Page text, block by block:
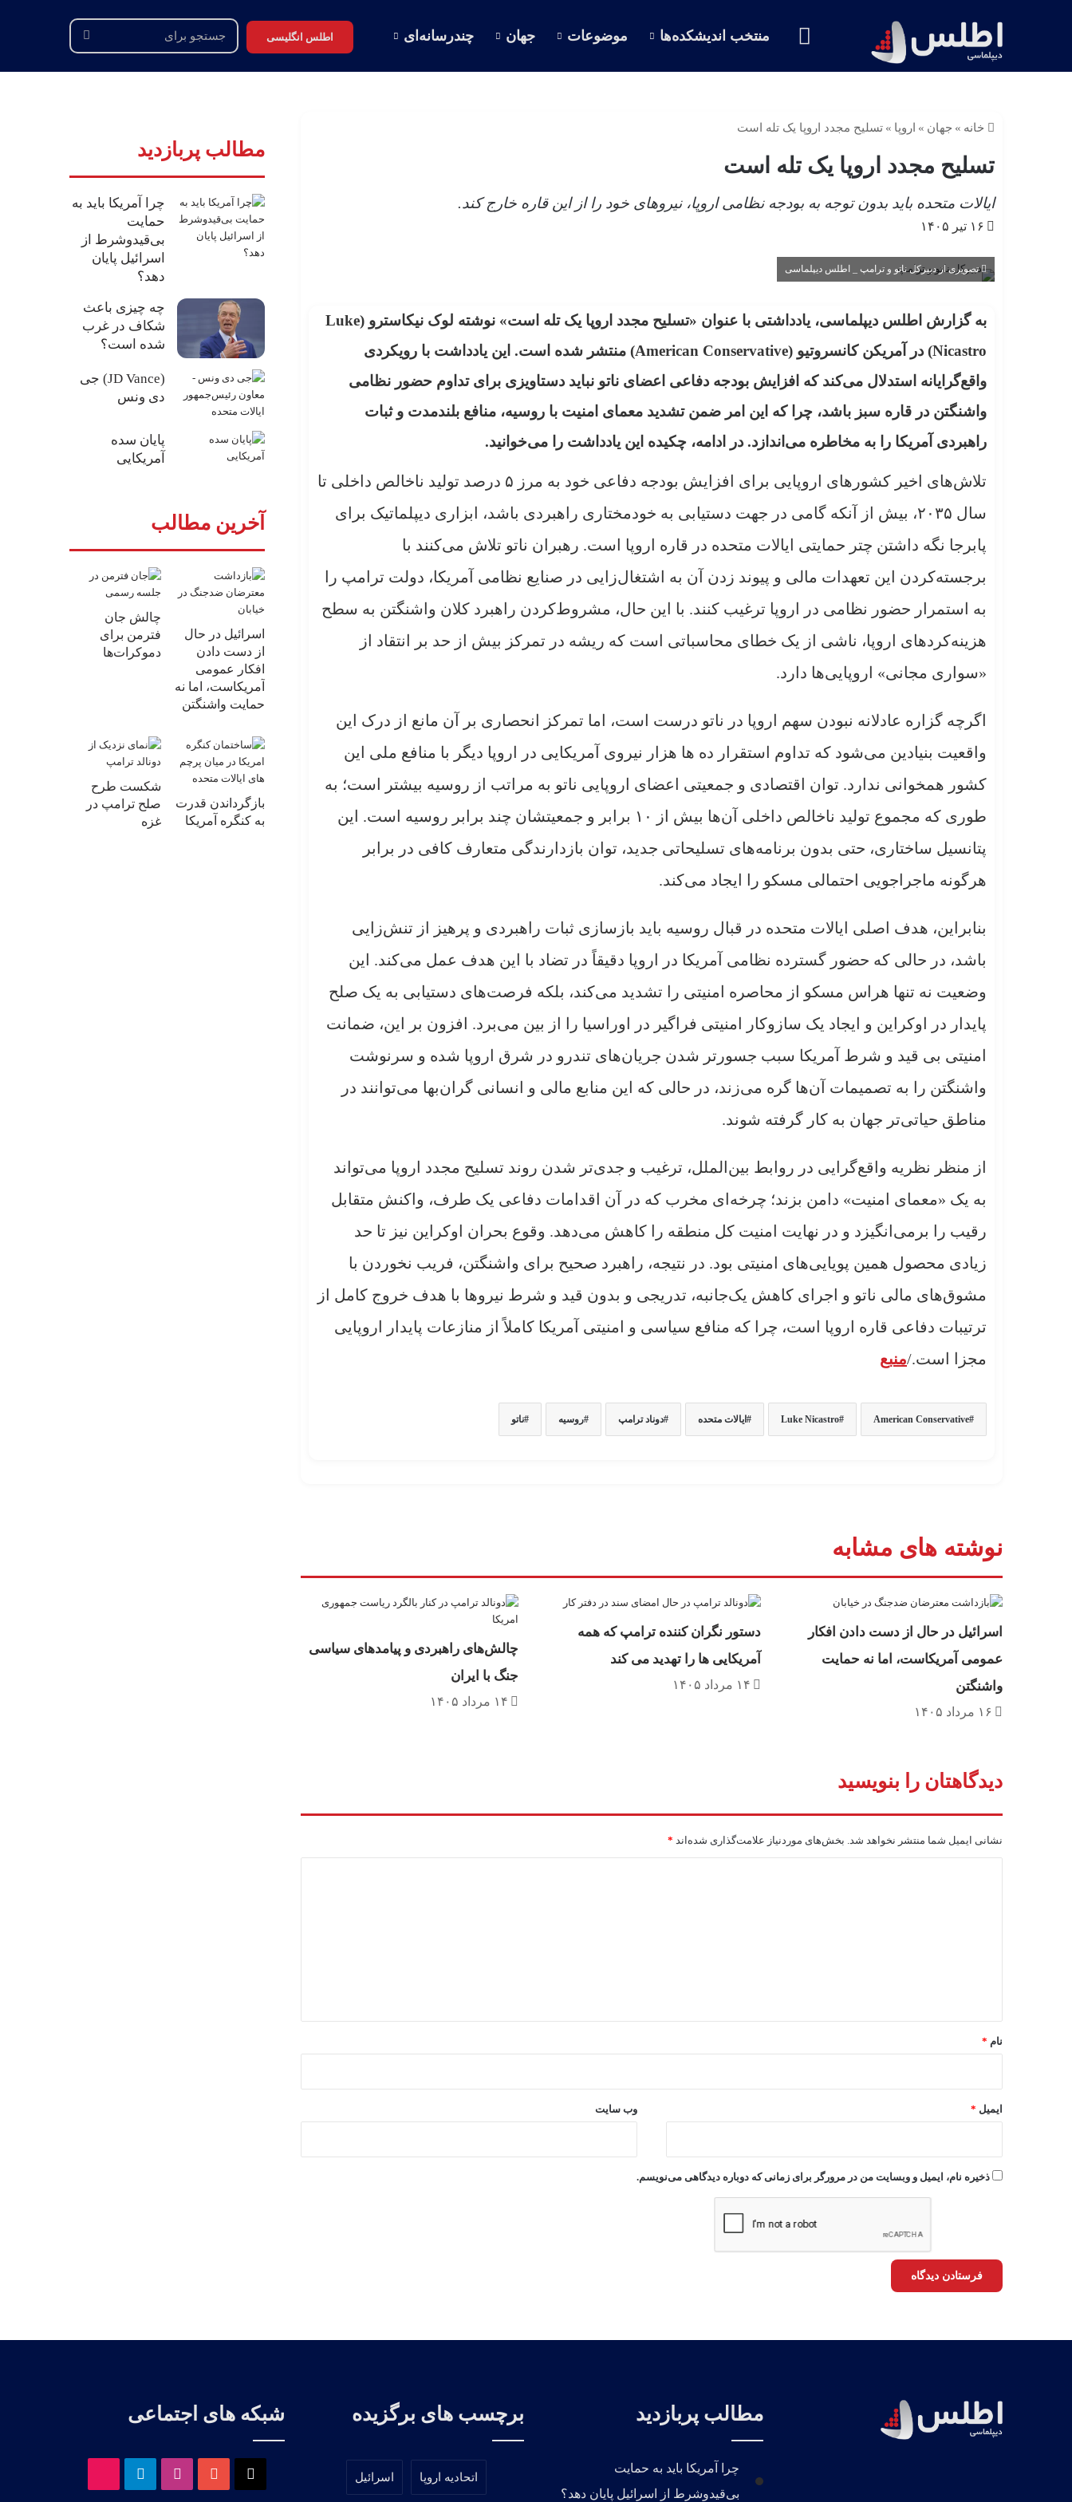
منتخب اندیشکده‌ها موضوعات جهان چندرسانه‌ای اطلس انگلیسی
جستجو
خانه » جهان » اروپا » تسلیح مجدد اروپا یک تله است
تسلیح مجدد اروپا یک تله است
ایالات متحده باید بدون توجه به بودجه نظامی اروپا، نیروهای خود را از این قاره خارج کند.
۱۶ تیر ۱۴۰۵
تصویری از دبیرکل ناتو و ترامپ _ اطلس دیپلماسی
به گزارش اطلس دیپلماسی، یادداشتی با عنوان «تسلیح مجدد اروپا یک تله است» نوشته لوک نیکاسترو (Luke
Nicastro) در آمریکن کانسروتیو (American Conservative) منتشر شده است. این یادداشت با رویکردی
واقع‌گرایانه استدلال می‌کند که افزایش بودجه دفاعی اعضای ناتو نباید دستاویزی برای تداوم حضور نظامی
واشنگتن در قاره سبز باشد، چرا که این امر ضمن تشدید معمای امنیت با روسیه، منافع بلندمدت و ثبات
راهبردی آمریکا را به مخاطره می‌اندازد. در ادامه، چکیده این یادداشت را می‌خوانید.
تلاش‌های اخیر کشورهای اروپایی برای افزایش بودجه دفاعی خود به مرز ۵ درصد تولید ناخالص داخلی تا
سال ۲۰۳۵، بیش از آنکه گامی در جهت دستیابی به خودمختاری راهبردی باشد، ابزاری دیپلماتیک برای
پابرجا نگه داشتن چتر حمایتی ایالات متحده در قاره اروپا است. رهبران ناتو تلاش می‌کنند با
برجسته‌کردن این تعهدات مالی و پیوند زدن آن به اشتغال‌زایی در صنایع نظامی آمریکا، دولت ترامپ را
به استمرار حضور نظامی در اروپا ترغیب کنند. با این حال، مشروط‌کردن راهبرد کلان واشنگتن به سطح
هزینه‌کردهای اروپا، ناشی از یک خطای محاسباتی است که ریشه در تمرکز بیش از حد بر انتقاد از
«سواری مجانی» اروپایی‌ها دارد.
اگرچه گزاره عادلانه نبودن سهم اروپا در ناتو درست است، اما تمرکز انحصاری بر آن مانع از درک این
واقعیت بنیادین می‌شود که تداوم استقرار ده ها هزار نیروی آمریکایی در اروپا دیگر با منافع ملی این
کشور همخوانی ندارد. توان اقتصادی و جمعیتی اعضای اروپایی ناتو به مراتب از روسیه بیشتر است؛ به
طوری که مجموع تولید ناخالص داخلی آن‌ها بیش از ۱۰ برابر و جمعیتشان چند برابر روسیه است. این
پتانسیل ساختاری، حتی بدون برنامه‌های تسلیحاتی جدید، توان بازدارندگی متعارف کافی در برابر
هرگونه ماجراجویی احتمالی مسکو را ایجاد می‌کند.
بنابراین، هدف اصلی ایالات متحده در قبال روسیه باید بازسازی ثبات راهبردی و پرهیز از تنش‌زایی
باشد، در حالی که حضور گسترده نظامی آمریکا در اروپا دقیقاً در تضاد با این هدف عمل می‌کند. این
وضعیت نه تنها هراس مسکو از محاصره امنیتی را تشدید می‌کند، بلکه فرصت‌های دستیابی به یک صلح
پایدار در اوکراین و ایجاد یک سازوکار امنیتی فراگیر در اوراسیا را از بین می‌برد. افزون بر این، ضمانت
امنیتی بی قید و شرط آمریکا سبب جسورتر شدن جریان‌های تندرو در شرق اروپا شده و سرنوشت
واشنگتن را به تصمیمات آن‌ها گره می‌زند، در حالی که این منابع مالی و انسانی گران‌بها می‌توانند در
مناطق حیاتی‌تر جهان به کار گرفته شوند.
از منظر نظریه واقع‌گرایی در روابط بین‌الملل، ترغیب و جدی‌تر شدن روند تسلیح مجدد اروپا می‌تواند
به یک «معمای امنیت» دامن بزند؛ چرخه‌ای مخرب که در آن اقدامات دفاعی یک طرف، واکنش متقابل
رقیب را برمی‌انگیزد و در نهایت امنیت کل منطقه را کاهش می‌دهد. وقوع بحران اوکراین نیز تا حد
زیادی محصول همین پویایی‌های امنیتی بود. در نتیجه، راهبرد صحیح برای واشنگتن، فریب نخوردن با
مشوق‌های مالی ناتو و اجرای کاهش یک‌جانبه، تدریجی و بدون قید و شرط نیروها با هدف خروج کامل از
ترتیبات دفاعی قاره اروپا است، چرا که منافع سیاسی و امنیتی آمریکا کاملاً از منازعات پایدار اروپایی
مجزا است./منبع
American Conservative
Luke Nicastro ایالات متحده دوناد ترامپ روسیه ناتو
نوشته های مشابه
اسرائیل در حال از دست دادن افکار
عمومی آمریکاست، اما نه حمایت
واشنگتن
۱۶ مرداد ۱۴۰۵
دستور نگران کننده ترامپ که همه
آمریکایی ها را تهدید می کند
۱۴ مرداد ۱۴۰۵
چالش‌های راهبردی و پیامدهای سیاسی
جنگ با ایران
۱۴ مرداد ۱۴۰۵
دیدگاهتان را بنویسید
نشانی ایمیل شما منتشر نخواهد شد. بخش‌های موردنیاز علامت‌گذاری شده‌اند *
نام *
ایمیل * وب‌ سایت
ذخیره نام، ایمیل و وبسایت من در مرورگر برای زمانی که دوباره دیدگاهی می‌نویسم.
مطالب پربازدید
چرا آمریکا باید به
حمایت
بی‌قیدوشرط از
اسرائیل پایان
دهد؟
چه چیزی باعث
شکاف در غرب
شده است؟
(JD Vance) جی
دی ونس
پایان سده
آمریکایی
آخرین مطالب
اسرائیل در حال
از دست دادن
افکار عمومی
آمریکاست، اما نه
حمایت واشنگتن
چالش جان
فترمن برای
دموکرات‌ها
بازگرداندن قدرت
به کنگره آمریکا
شکست طرح
صلح ترامپ در
غزه
مطالب پربازدید
چرا آمریکا باید به حمایت
بی‌قیدوشرط از اسرائیل پایان دهد؟
برچسب های برگزیده
اتحادیه اروپا اسرائیل
شبکه های اجتماعی
یوتیوب اینستاگرام